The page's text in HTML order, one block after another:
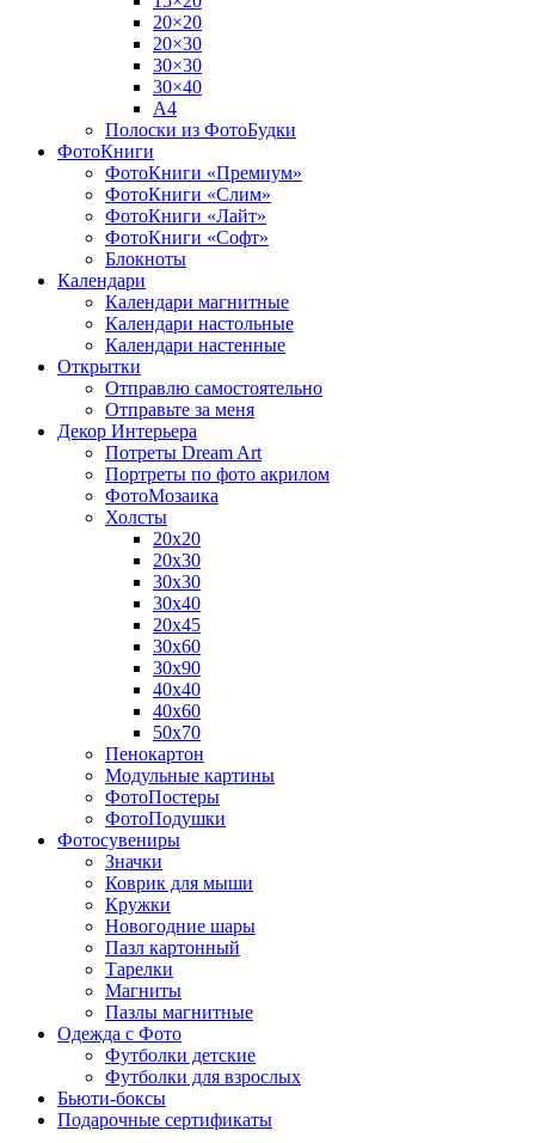
20×20
20×30
30×30
30×40
A4
Полоски из ФотоБудки
ФотоКниги
ФотоКниги «Премиум»
ФотоКниги «Слим»
ФотоКниги «Лайт»
ФотоКниги «Софт»
Блокноты
Календари
Календари магнитные
Календари настольные
Календари настенные
Открытки
Отправлю самостоятельно
Отправьте за меня
Декор Интерьера
Потреты Dream Art
Портреты по фото акрилом
ФотоМозаика
Холсты
20х20
20х30
30х30
30х40
20х45
30х60
30х90
40х40
40х60
50х70
Пенокартон
Модульные картины
ФотоПостеры
ФотоПодушки
Фотоcувениры
Значки
Коврик для мыши
Кружки
Новогодние шары
Пазл картонный
Тарелки
Магниты
Пазлы магнитные
Одежда с Фото
Футболки детские
Футболки для взрослых
Бьюти-боксы
Подарочные сертификаты